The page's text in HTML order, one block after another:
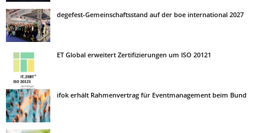
degefest-Gemeinschaftsstand auf der boe international 2027
ET Global erweitert Zertifizierungen um ISO 20121
ifok erhält Rahmenvertrag für Eventmanagement beim Bund